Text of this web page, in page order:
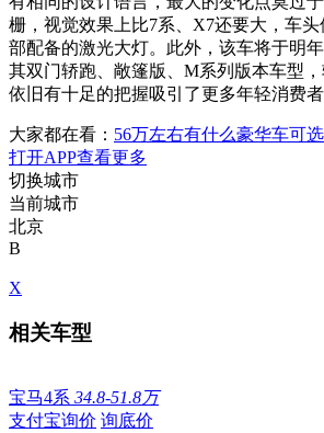
栅，视觉效果上比7系、X7还要大，车
部配备的激光大灯。此外，该车将于明
其双门轿跑、敞篷版、M系列版本车型，
依旧有十足的把握吸引了更多年轻消费者
大家都在看： 56万左右有什么豪华车可选
打开APP查看更多
切换城市
当前城市
北京
B
X
相关车型
宝马4系 34.8-51.8万
支付宝询价 询底价